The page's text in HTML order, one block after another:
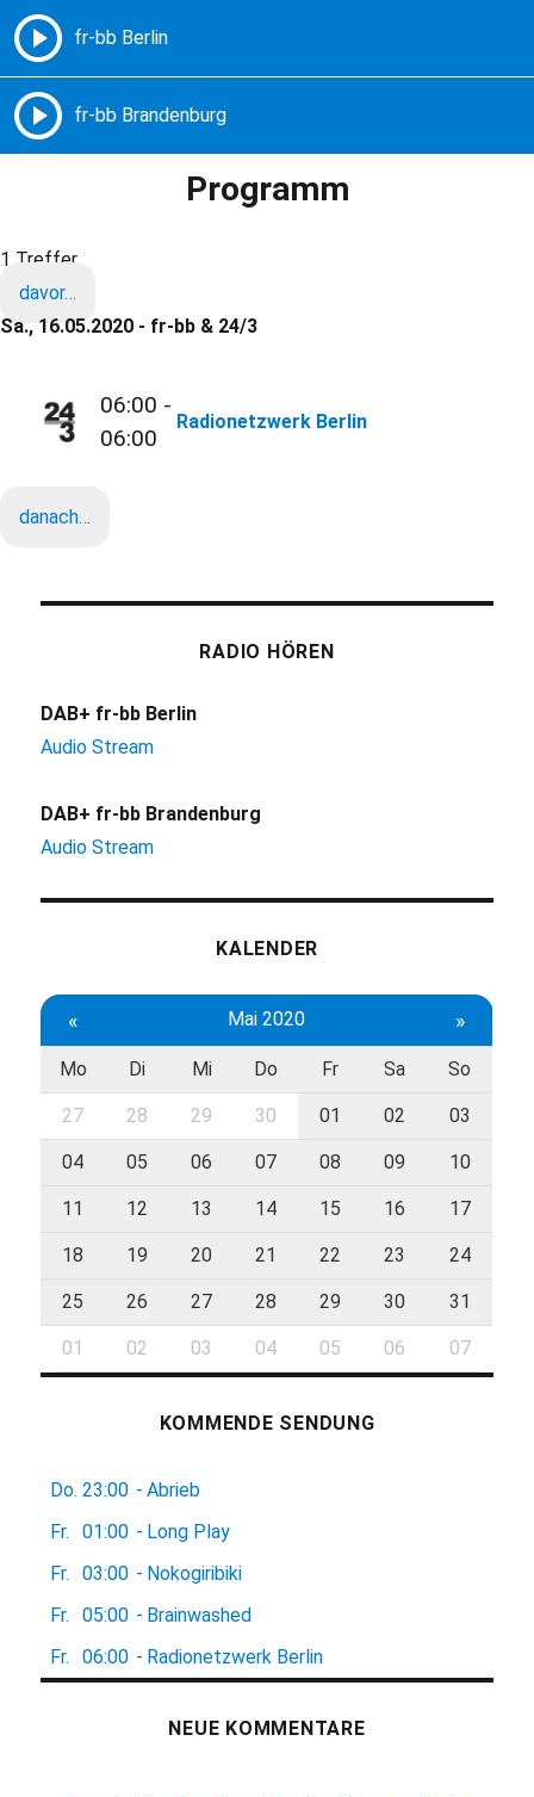
Freie Radios – Berlin Brandenburg
Programm
1 Treffer
davor…
Sa., 16.05.2020 - fr-bb & 24/3
06:00 -
06:00
Radionetzwerk Berlin
danach…
RADIO HÖREN
DAB+ fr-bb Berlin
Audio Stream
DAB+ fr-bb Brandenburg
Audio Stream
KALENDER
« Mai 2020 »
Mo Di Mi Do Fr Sa So
27 28 29 30 01 02 03
04 05 06 07 08 09 10
11 12 13 14 15 16 17
18 19 20 21 22 23 24
25 26 27 28 29 30 31
01 02 03 04 05 06 07
KOMMENDE SENDUNG
Do. 23:00 - Abrieb
Fr.
01:00 - Long Play
Fr.
03:00 - Nokogiribiki
Fr.
05:00 - Brainwashed
Fr.
06:00 - Radionetzwerk Berlin
NEUE KOMMENTARE